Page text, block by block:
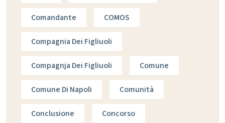
Comandante COMOS
Compagnia Dei Figliuoli
Compagnja Dei Figliuoli Comune
Comune Di Napoli Comunità
Conclusione Concorso